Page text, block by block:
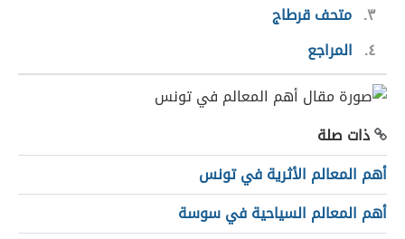
٣ متحف قرطاج
٤
المراجع
ذات صلة
أهم المعالم الأثرية في تونس
أهم المعالم السياحية في سوسة